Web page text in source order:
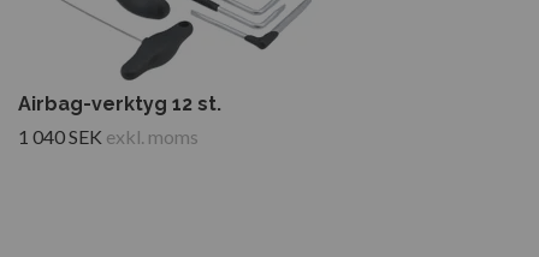
Airbag-verktyg 12 st.
1 040 SEK exkl. moms